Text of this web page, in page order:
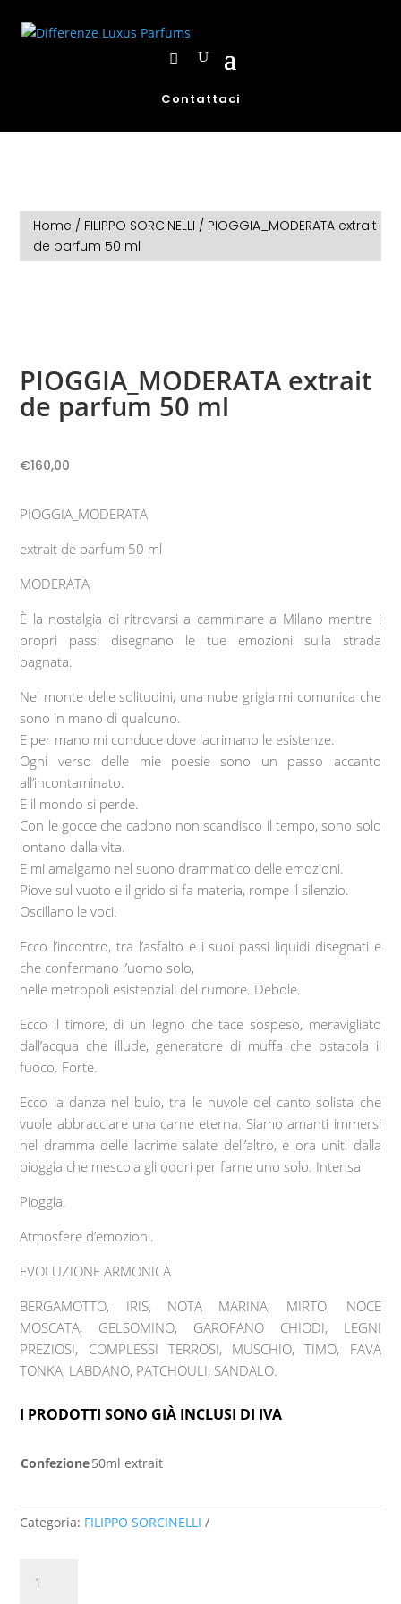
Contattaci
Home / FILIPPO SORCINELLI / PIOGGIA_MODERATA extrait
de parfum 50 ml
PIOGGIA_MODERATA extrait
de parfum 50 ml
€160,00
PIOGGIA_MODERATA
extrait de parfum 50 ml
MODERATA
È la nostalgia di ritrovarsi a camminare a Milano mentre i
propri passi disegnano le tue emozioni sulla strada
bagnata.
Nel monte delle solitudini, una nube grigia mi comunica che
sono in mano di qualcuno.
E per mano mi conduce dove lacrimano le esistenze.
Ogni verso delle mie poesie sono un passo accanto
all’incontaminato.
E il mondo si perde.
Con le gocce che cadono non scandisco il tempo, sono solo
lontano dalla vita.
E mi amalgamo nel suono drammatico delle emozioni.
Piove sul vuoto e il grido si fa materia, rompe il silenzio.
Oscillano le voci.
Ecco l’incontro, tra l’asfalto e i suoi passi liquidi disegnati e
che confermano l’uomo solo,
nelle metropoli esistenziali del rumore. Debole.
Ecco il timore, di un legno che tace sospeso, meravigliato
dall’acqua che illude, generatore di muffa che ostacola il
fuoco. Forte.
Ecco la danza nel buio, tra le nuvole del canto solista che
vuole abbracciare una carne eterna. Siamo amanti immersi
nel dramma delle lacrime salate dell’altro, e ora uniti dalla
pioggia che mescola gli odori per farne uno solo. Intensa
Pioggia.
Atmosfere d’emozioni.
EVOLUZIONE ARMONICA
BERGAMOTTO, IRIS, NOTA MARINA, MIRTO, NOCE
MOSCATA, GELSOMINO, GAROFANO CHIODI, LEGNI
PREZIOSI, COMPLESSI TERROSI, MUSCHIO, TIMO, FAVA
TONKA, LABDANO, PATCHOULI, SANDALO.
I PRODOTTI SONO GIÀ INCLUSI DI IVA
Confezione50ml extrait
Categoria: FILIPPO SORCINELLI
extrait